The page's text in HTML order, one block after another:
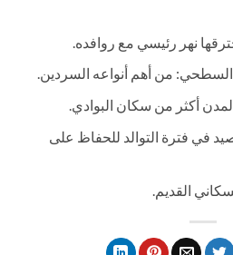
نهر رئيسي مع روافده.
من أهم أنواعه السردين.
أكثر من سكان البوادي.
في فترة التوالد للحفاظ على
القديم.